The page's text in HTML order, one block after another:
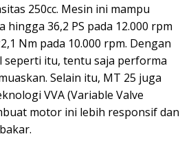
250cc. Mesin ini mampu
hingga 36,2 PS pada 12.000 rpm
Nm pada 10.000 rpm. Dengan
seperti itu, tentu saja performa
Selain itu, MT 25 juga
VVA (Variable Valve
motor ini lebih responsif dan